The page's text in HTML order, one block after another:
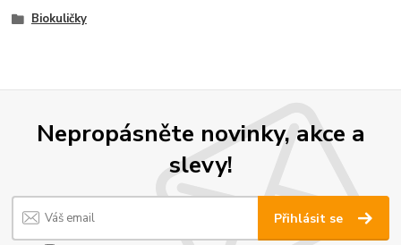
Biokuličky
Nepropásněte novinky, akce a
slevy!
Přihlásit se